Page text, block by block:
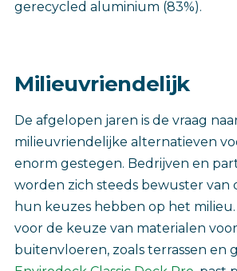
gerecycled aluminium (83%).
‎Milieuvriendelijk
De afgelopen jaren is de vraag
milieuvriendelijke alternatieven
enorm gestegen. Bedrijven en
worden zich steeds bewuster van
hun keuzes hebben op het
voor de keuze van materialen voor
buitenvloeren, zoals terrassen en